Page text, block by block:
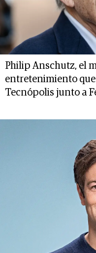
Philip Anschutz, el
entretenimiento
Tecnópolis junto a